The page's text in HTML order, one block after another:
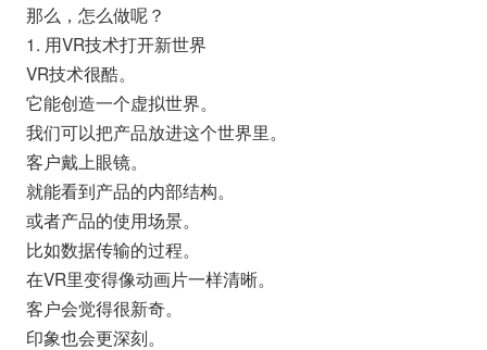
那么，怎么做呢？
1. 用VR技术打开新世界
VR技术很酷。
它能创造一个虚拟世界。
我们可以把产品放进这个世界里。
客户戴上眼镜。
就能看到产品的内部结构。
或者产品的使用场景。
比如数据传输的过程。
在VR里变得像动画片一样清晰。
客户会觉得很新奇。
印象也会更深刻。